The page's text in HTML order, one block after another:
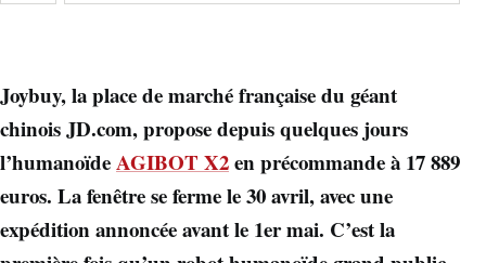
Joybuy, la place de marché française du géant
chinois JD.com, propose depuis quelques jours
l’humanoïdeAGIBOT X2en précommande à 17 889
euros. La fenêtre se ferme le 30 avril, avec une
expédition annoncée avant le 1er mai. C’est la